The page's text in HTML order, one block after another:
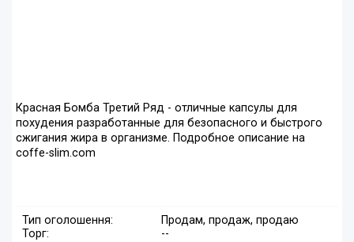
Красная Бомба Третий Ряд - отличные капсулы для
похудения разработанные для безопасного и быстрого
сжигания жира в организме. Подробное описание на
coffe-slim.com
Тип оголошення:
Продам, продаж, продаю
Торг:
--